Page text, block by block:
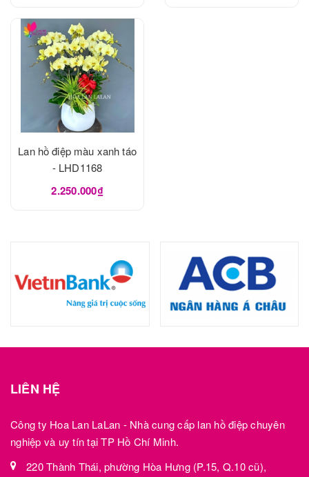
Lan hồ điệp màu xanh táo
- LHD1168
2.250.000₫
LIÊN HỆ
Công ty Hoa Lan LaLan - Nhà cung cấp lan hồ điệp chuyên
nghiệp và uy tín tại TP Hồ Chí Minh.
220 Thành Thái, phường Hòa Hưng (P.15, Q.10 cũ),